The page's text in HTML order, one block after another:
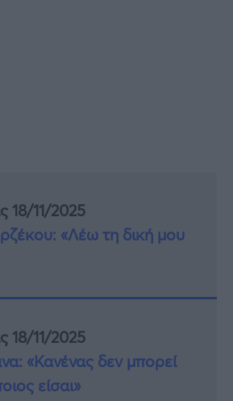
18/11/2025
«Λέω τη δική μου
18/11/2025
«Κανένας δεν μπορεί
είσαι»